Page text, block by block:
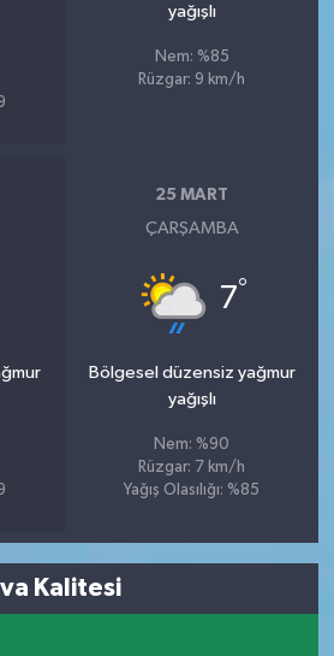
yağışlı
Nem: %85
Rüzgar: 9 km/h
25 MART
ÇARŞAMBA
7°
Bölgesel düzensiz yağmur
yağışlı
Nem: %90
Rüzgar: 7 km/h
Yağış Olasılığı: %85
Kalitesi